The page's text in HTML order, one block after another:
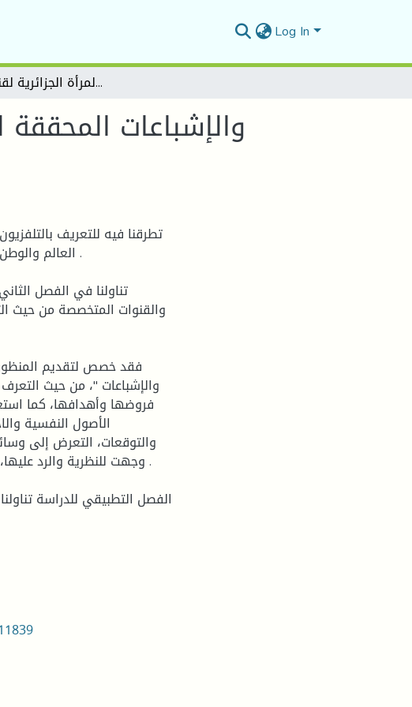
Log In
استخدامات المرأة الجزائرية لقناة سميرة TVوالإشباعات المحققة لها - دراسة ميدانية بولاية برج بوعريريج
تطرقنا فيه للتعريف
العالم
تناولنا في الفصل
والقنوات المتخصصة من حيث
فقد خصص لتقديم
والإشباعات "، من حيث
فروضها وأهدافها، كما
الأصول النفسية
والتوقعات، التعرض إلى
وجهت للنظرية والرد
الفصل التطبيقي للدراسة